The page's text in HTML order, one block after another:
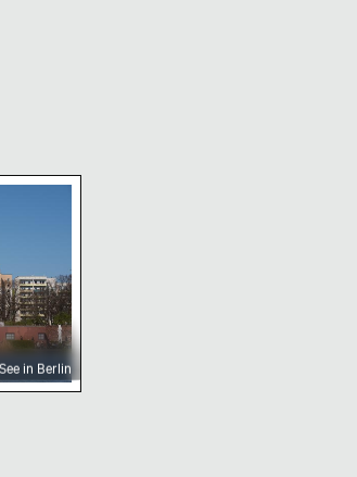
See in Berlin
in Berlin